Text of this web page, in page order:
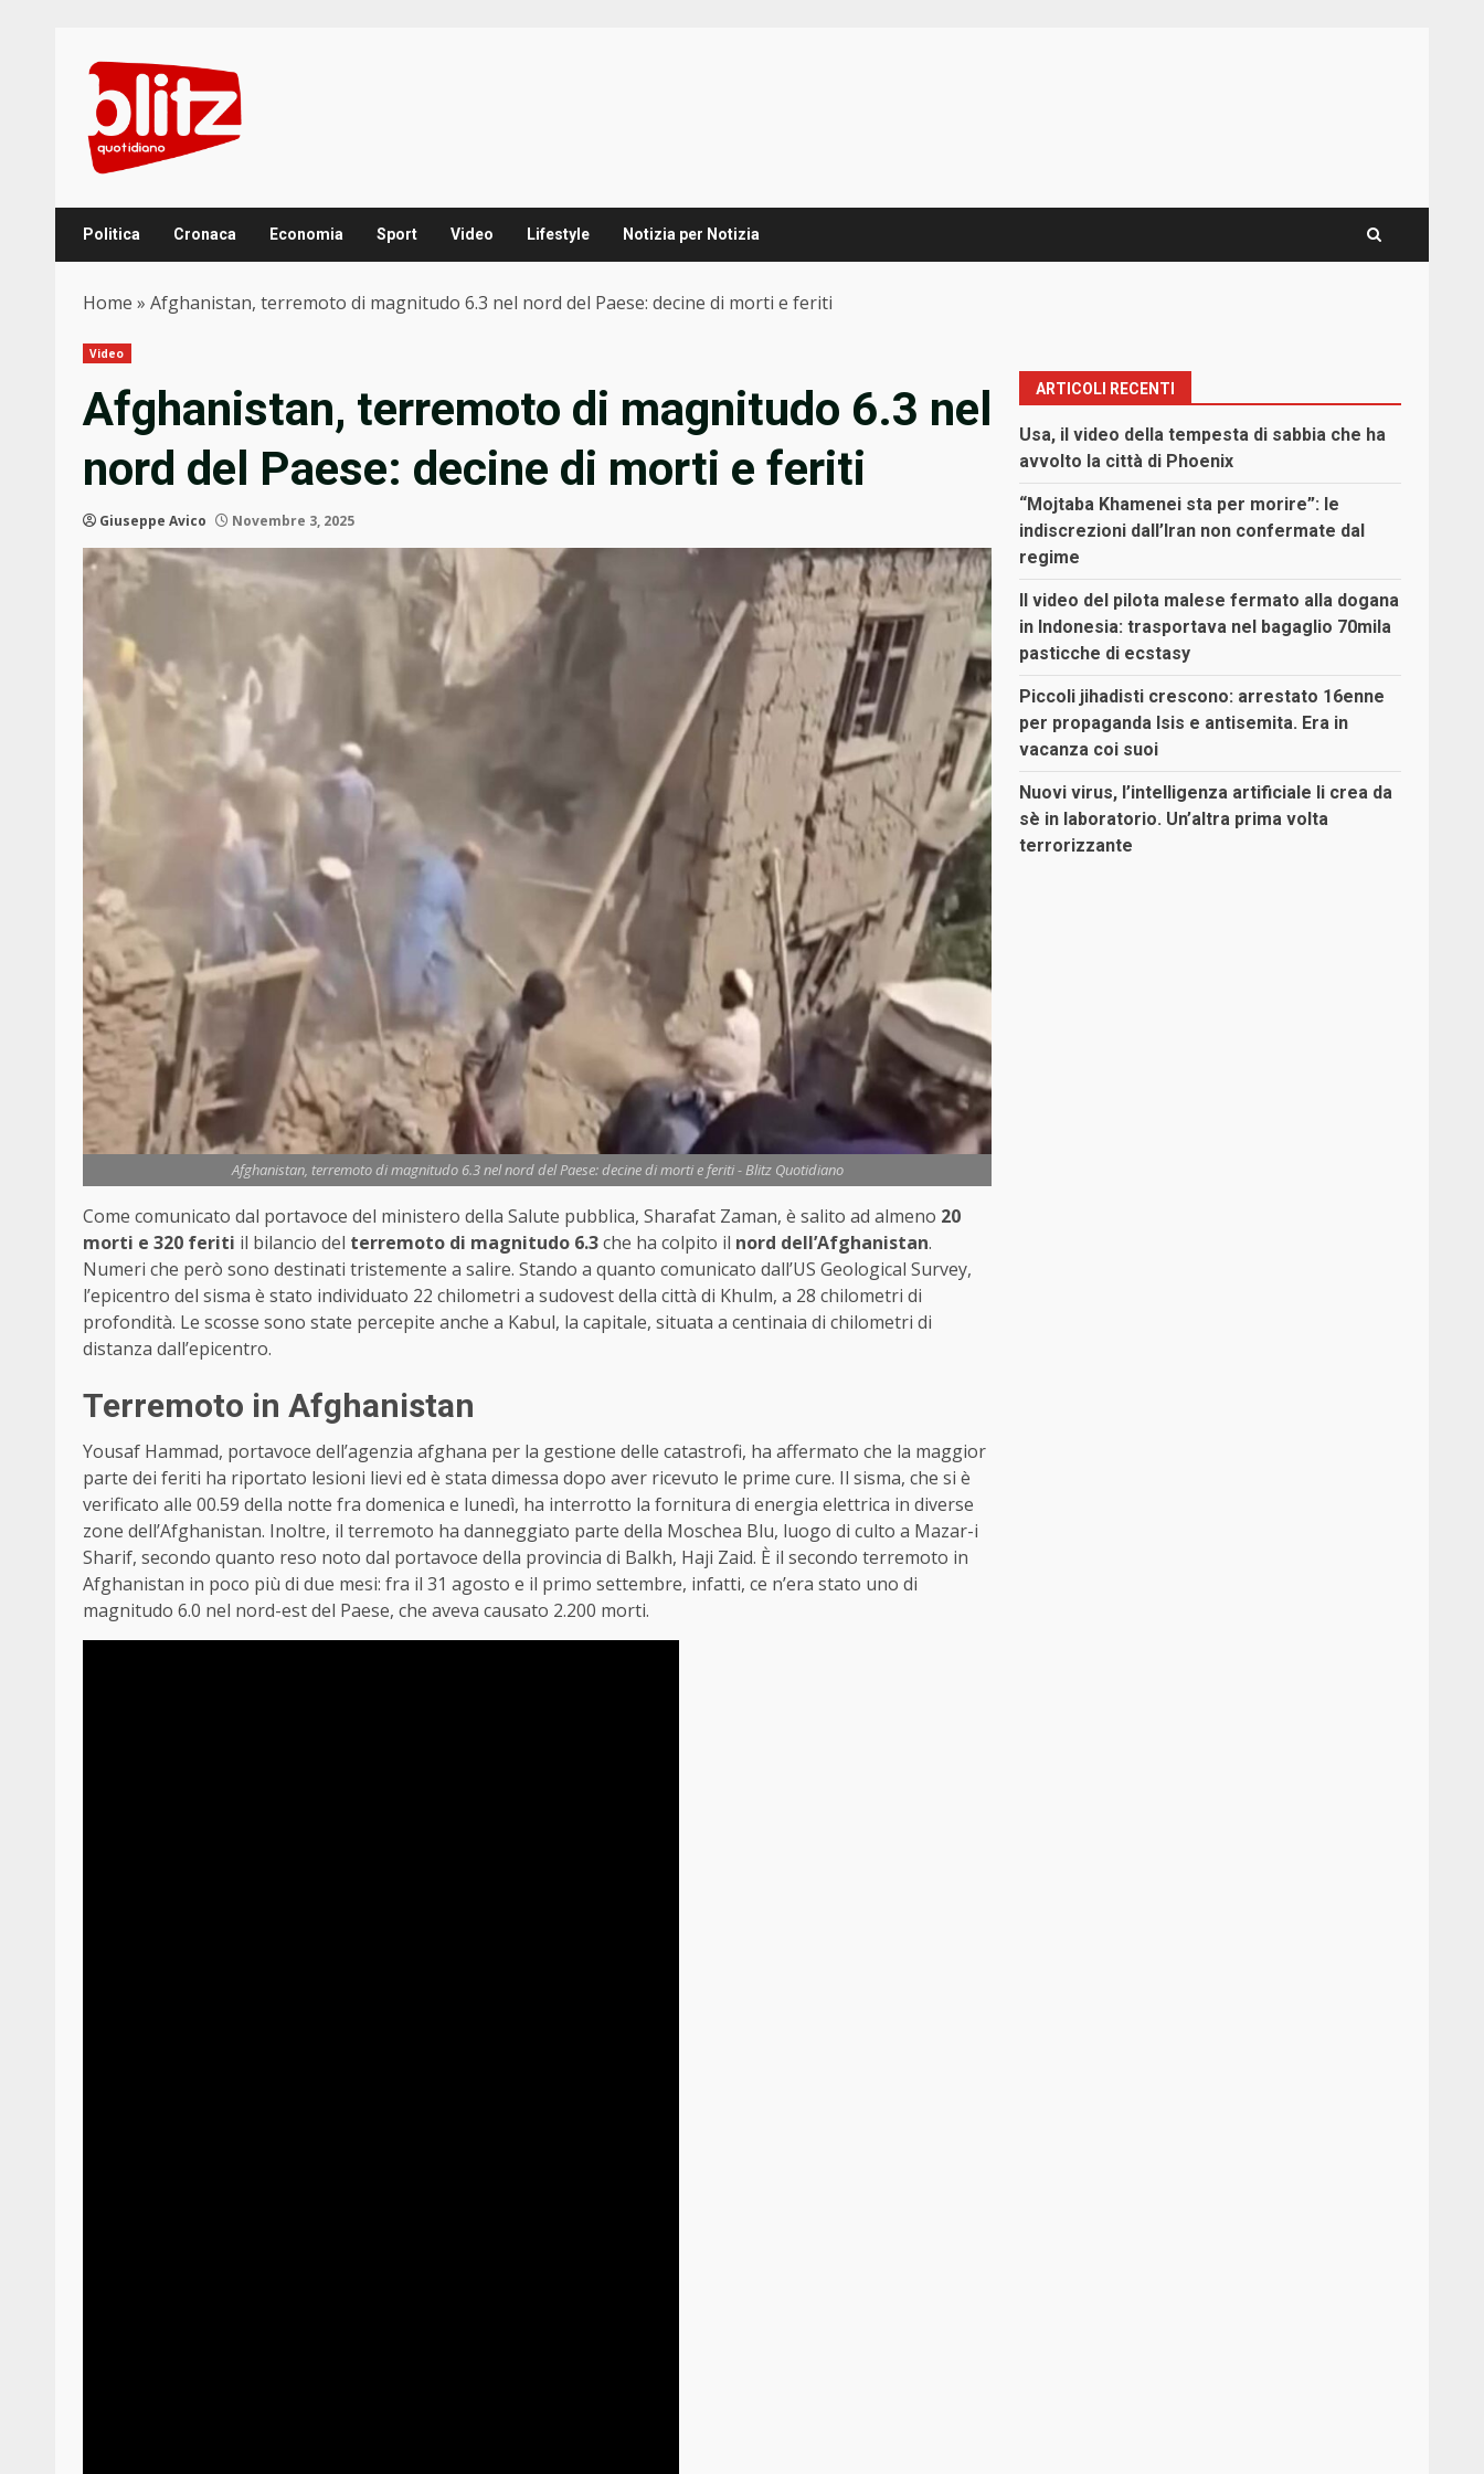
content
Politica Cronaca Economia Sport Video Lifestyle Notizia per Notizia
Home » Afghanistan, terremoto di magnitudo 6.3 nel nord del Paese: decine di morti e feriti
Video
Afghanistan, terremoto di magnitudo 6.3 nel
nord del Paese: decine di morti e feriti
Giuseppe Avico Novembre 3, 2025
Afghanistan, terremoto di magnitudo 6.3 nel nord del Paese: decine di morti e feriti - Blitz Quotidiano
Come comunicato dal portavoce del ministero della Salute pubblica, Sharafat Zaman, è salito ad almeno 20
morti e 320 feriti il bilancio del terremoto di magnitudo 6.3che ha colpito il nord dell’Afghanistan.
Numeri che però sono destinati tristemente a salire. Stando a quanto comunicato dall’US Geological Survey,
l’epicentro del sisma è stato individuato 22 chilometri a sudovest della città di Khulm, a 28 chilometri di
profondità. Le scosse sono state percepite anche a Kabul, la capitale, situata a centinaia di chilometri di
distanza dall’epicentro.
Terremoto in Afghanistan
Yousaf Hammad, portavoce dell’agenzia afghana per la gestione delle catastrofi, ha affermato che la maggior
parte dei feriti ha riportato lesioni lievi ed è stata dimessa dopo aver ricevuto le prime cure. Il sisma, che si è
verificato alle 00.59 della notte fra domenica e lunedì, ha interrotto la fornitura di energia elettrica in diverse
zone dell’Afghanistan. Inoltre, il terremoto ha danneggiato parte della Moschea Blu, luogo di culto a Mazar-i
Sharif, secondo quanto reso noto dal portavoce della provincia di Balkh, Haji Zaid. È il secondo terremoto in
Afghanistan in poco più di due mesi: fra il 31 agosto e il primo settembre, infatti, ce n’era stato uno di
magnitudo 6.0 nel nord-est del Paese, che aveva causato 2.200 morti.
ARTICOLI RECENTI
Usa, il video della tempesta di sabbia che ha
avvolto la città di Phoenix
“Mojtaba Khamenei sta per morire”: le
indiscrezioni dall’Iran non confermate dal
regime
Il video del pilota malese fermato alla dogana
in Indonesia: trasportava nel bagaglio 70mila
pasticche di ecstasy
Piccoli jihadisti crescono: arrestato 16enne
per propaganda Isis e antisemita. Era in
vacanza coi suoi
Nuovi virus, l’intelligenza artificiale li crea da
sè in laboratorio. Un’altra prima volta
terrorizzante